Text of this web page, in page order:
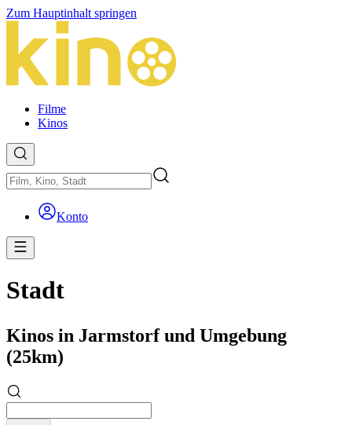
Zum Hauptinhalt springen
Filme
Kinos
Konto
Stadt
Kinos in Jarmstorf und Umgebung
(25km)